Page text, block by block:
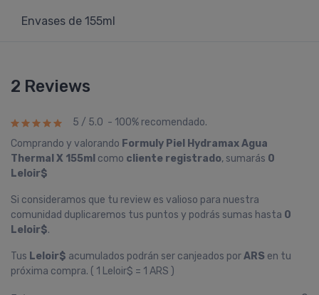
Envases de 155ml
2 Reviews
5 / 5.0 - 100% recomendado.
Comprando y valorando Formuly Piel Hydramax Agua
Thermal X 155ml como cliente registrado, sumarás 0
Leloir$
Si consideramos que tu review es valioso para nuestra
comunidad duplicaremos tus puntos y podrás sumas hasta 0
Leloir$.
Tus Leloir$ acumulados podrán ser canjeados porARS en tu
próxima compra. ( 1 Leloir$ = 1 ARS )